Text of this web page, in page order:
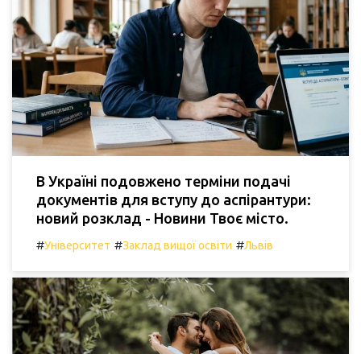
В Україні подовжено терміни подачі
документів для вступу до аспірантури:
новий розклад - Новини Твоє місто.
#Університет #Заклад вищої освіти #Львів